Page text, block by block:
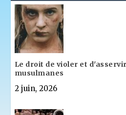
Le droit de violer et
musulmanes
2 juin, 2026